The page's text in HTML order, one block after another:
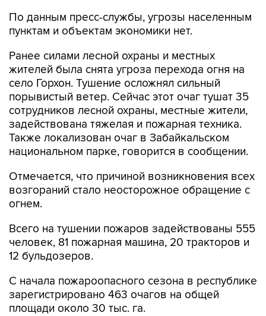
По данным пресс-службы, угрозы населенным
пунктам и объектам экономики нет.
Ранее силами лесной охраны и местных
жителей была снята угроза перехода огня на
село Горхон. Тушение осложнял сильный
порывистый ветер. Сейчас этот очаг тушат 35
сотрудников лесной охраны, местные жители,
задействована тяжелая и пожарная техника.
Также локализован очаг в Забайкальском
национальном парке, говорится в сообщении.
Отмечается, что причиной возникновения всех
возгораний стало неосторожное обращение с
огнем.
Всего на тушении пожаров задействованы 555
человек, 81 пожарная машина, 20 тракторов и
12 бульдозеров.
С начала пожароопасного сезона в республике
зарегистрировано 463 очагов на общей
площади около 30 тыс. га.